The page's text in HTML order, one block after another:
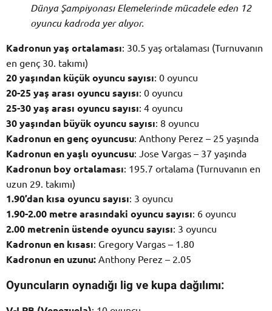
Dünya Şampiyonası Elemelerinde mücadele eden 12
oyuncu kadroda yer alıyor.
Kadronun yaş ortalaması: 30.5 yaş ortalaması (Turnuvanın
en genç 30. takımı)
20 yaşından küçük oyuncu sayısı: 0 oyuncu
20-25 yaş arası oyuncu sayısı: 0 oyuncu
25-30 yaş arası oyuncu sayısı: 4 oyuncu
30 yaşından büyük oyuncu sayısı: 8 oyuncu
Kadronun en genç oyuncusu: Anthony Perez – 25 yaşında
Kadronun en yaşlı oyuncusu: Jose Vargas – 37 yaşında
Kadronun boy ortalaması: 195.7 ortalama (Turnuvanın en
uzun 29. takımı)
1.90’dan kısa oyuncu sayısı: 3 oyuncu
1.90-2.00 metre arasındaki oyuncu sayısı: 6 oyuncu
2.00 metrenin üstende oyuncu sayısı: 3 oyuncu
Kadronun en kısası: Gregory Vargas – 1.80
Kadronun en uzunu: Anthony Perez – 2.05
Oyuncuların oynadığı lig ve kupa dağılımı: